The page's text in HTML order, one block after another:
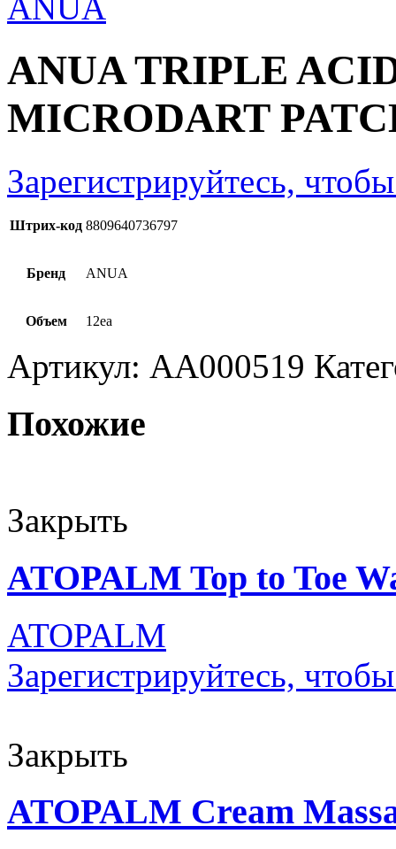
ANUA TRIPLE
MICRODART
Зарегистрируйтесь,
Штрих-код 8809640736797
Бренд ANUA
Объем 12ea
Артикул: AA000519
Похожие
Закрыть
ATOPALM Top to Toe
ATOPALM
Зарегистрируйтесь,
Закрыть
ATOPALM Cream